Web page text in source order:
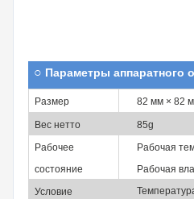
○ Параметры аппаратного
Размер 82 мм × 82
Вес нетто
85g
Рабочее
состояние
Рабочая
Рабочая
Условие